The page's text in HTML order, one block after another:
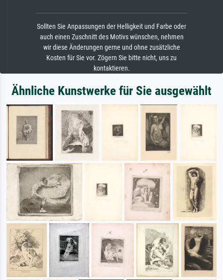
Sollten Sie Anpassungen der Helligkeit und Farbe oder
auch einen Zuschnitt des Motivs wünschen, nehmen
wir diese Änderungen gerne und ohne zusätzliche
Kosten für Sie vor. Zögern Sie bitte nicht, uns zu
kontaktieren.
Ähnliche Kunstwerke für Sie ausgewählt